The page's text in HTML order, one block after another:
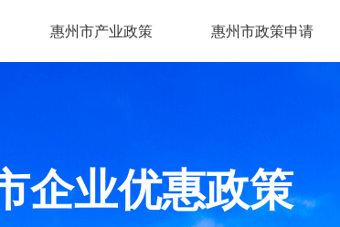
惠州市产业政策 惠州市政策申请
企业优惠政策